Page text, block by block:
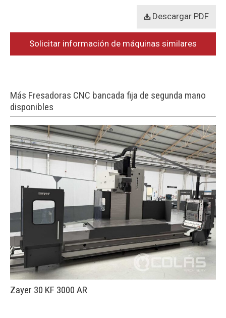
Descargar PDF
Solicitar información de máquinas similares
Más Fresadoras CNC bancada fija de segunda mano
disponibles
Zayer 30 KF 3000 AR